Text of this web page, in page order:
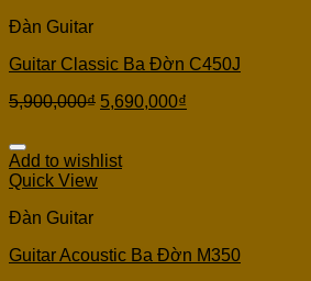
Đàn Guitar
Guitar Classic Ba Đờn C450J
5,900,000₫ 5,690,000₫
Add to wishlist
Quick View
Đàn Guitar
Guitar Acoustic Ba Đờn M350